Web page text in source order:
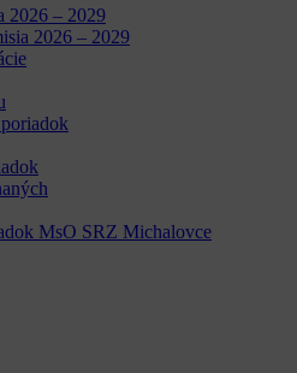
2026 – 2029
2026 – 2029
MsO SRZ Michalovce